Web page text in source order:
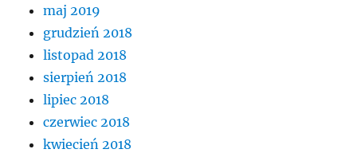
maj 2019
grudzień 2018
listopad 2018
sierpień 2018
lipiec 2018
czerwiec 2018
kwiecień 2018